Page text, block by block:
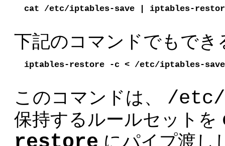
cat /etc/iptables-save | iptables-
下記のコマンドでもでき
iptables-restore -c < /etc/iptables-save
このコマンドは、 /etc/
保持するルールセットを
にパイプ渡し